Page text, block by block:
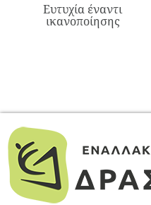
Ευτυχία έναντι
ικανοποίησης